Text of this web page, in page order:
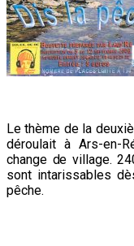
Le thème de la
déroulait à Ars-en-
change de village.
sont intarissables
pêche.